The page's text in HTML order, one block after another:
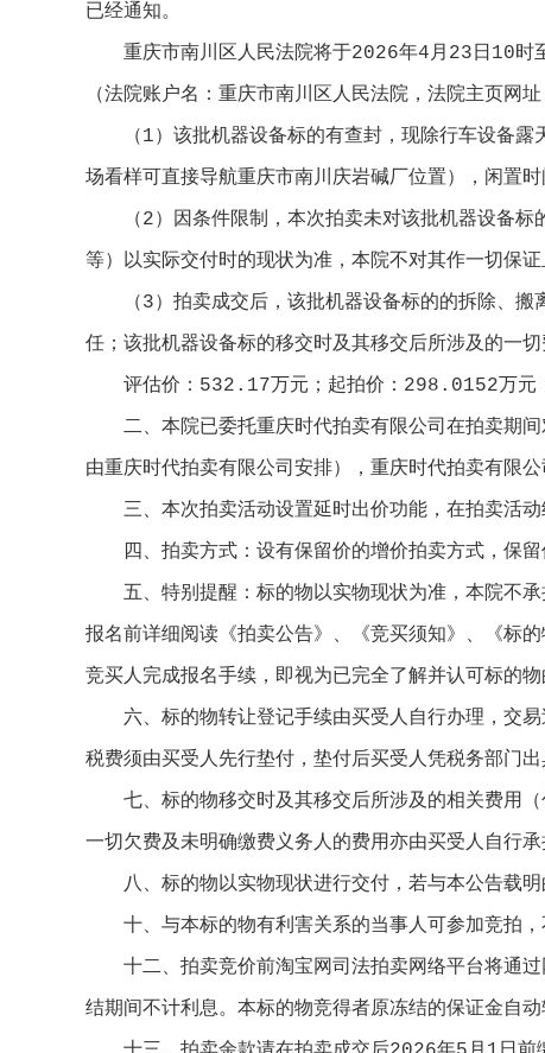
已经通知。
重庆市南川区人民法院将于2026年4月23日10时至
（法院账户名：重庆市南川区人民法院，法院主页网
（1）该批机器设备标的有查封，现除行车设备露
场看样可直接导航重庆市南川庆岩碱厂位置），闲置
（2）因条件限制，本次拍卖未对该批机器设备标
等）以实际交付时的现状为准，本院不对其作一切保
（3）拍卖成交后，该批机器设备标的的拆除、搬
任；该批机器设备标的移交时及其移交后所涉及的一
评估价：532.17万元；起拍价：298.0152万元；
二、本院已委托重庆时代拍卖有限公司在拍卖期间
由重庆时代拍卖有限公司安排），重庆时代拍卖有限公
三、本次拍卖活动设置延时出价功能，在拍卖活动
四、拍卖方式：设有保留价的增价拍卖方式，保留
五、特别提醒：标的物以实物现状为准，本院不承
报名前详细阅读《拍卖公告》、《竞买须知》、《标
竞买人完成报名手续，即视为已完全了解并认可标的
六、标的物转让登记手续由买受人自行办理，交易
税费须由买受人先行垫付，垫付后买受人凭税务部门
七、标的物移交时及其移交后所涉及的相关费用（
一切欠费及未明确缴费义务人的费用亦由买受人自行承
八、标的物以实物现状进行交付，若与本公告载明
十、与本标的物有利害关系的当事人可参加竞拍，
十二、拍卖竞价前淘宝网司法拍卖网络平台将通过
结期间不计利息。本标的物竞得者原冻结的保证金自动